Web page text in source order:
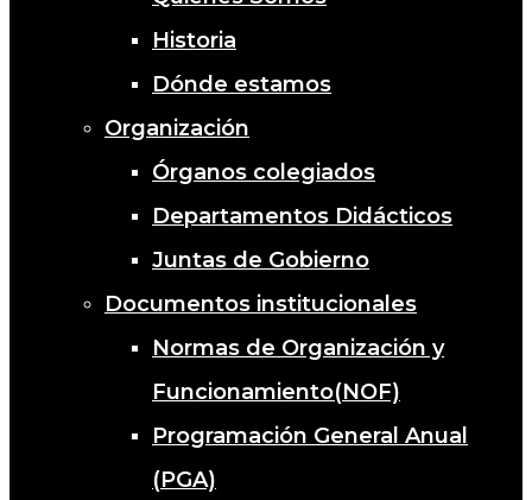
Historia
Dónde estamos
Organización
Órganos colegiados
Departamentos Didácticos
Juntas de Gobierno
Documentos institucionales
Normas de Organización y
Funcionamiento(NOF)
Programación General Anual
(PGA)